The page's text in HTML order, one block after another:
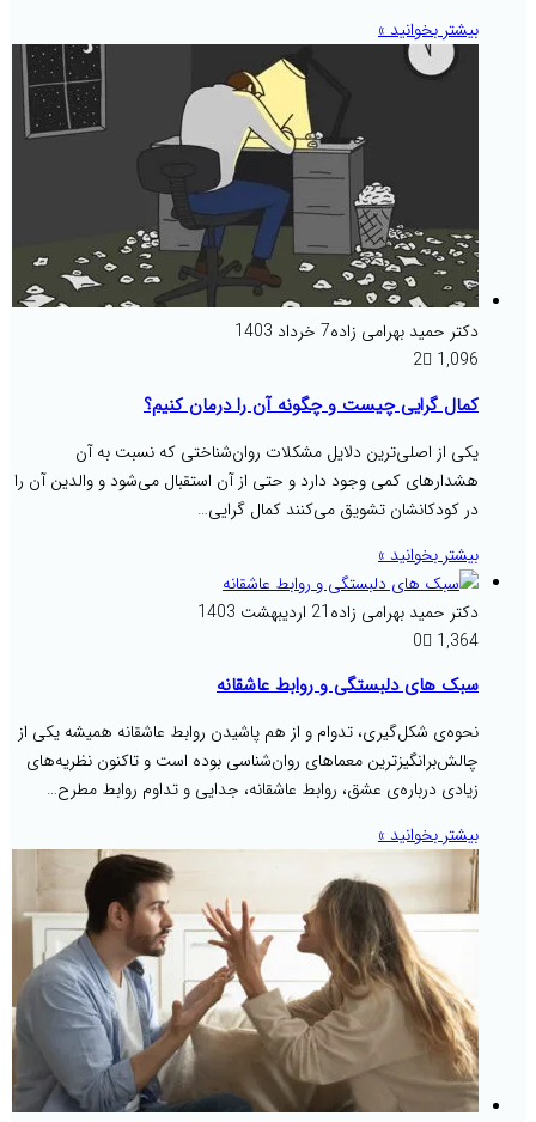
بیشتر بخوانید »
دکتر حمید بهرامی زاده7 خرداد 1403
2 1,096
کمال گرایی چیست و چگونه آن را درمان کنیم؟
یکی از اصلی‌ترین دلایل مشکلات روان‌شناختی که نسبت به آن
هشدارهای کمی وجود دارد و حتی از آن استقبال می‌شود و والدین آن را
در کودکانشان تشویق می‌کنند کمال گرایی…
بیشتر بخوانید »
دکتر حمید بهرامی زاده21 اردیبهشت 1403
0
1,364
سبک های دلبستگی و روابط عاشقانه
نحوه‌ی شکل‌گیری، تدوام و از هم پاشیدن روابط عاشقانه همیشه یکی از
چالش‌برانگیزترین معماهای روان‌شناسی بوده است و تاکنون نظریه‌های
زیادی درباره‌ی عشق، روابط عاشقانه، جدایی و تداوم روابط مطرح…
بیشتر بخوانید »